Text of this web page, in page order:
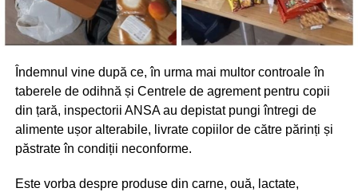
Îndemnul vine după ce, în urma mai multor controale în
taberele de odihnă și Centrele de agrement pentru copii
din țară, inspectorii ANSA au depistat pungi întregi de
alimente ușor alterabile, livrate copiilor de către părinți și
păstrate în condiții neconforme.
Este vorba despre produse din carne, ouă, lactate,